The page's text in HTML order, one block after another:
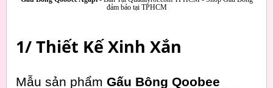
đảm bảo tại TPHCM
1/ Thiết Kế Xinh Xắn
Mẫu sản phẩm Gấu Bông Qoobee